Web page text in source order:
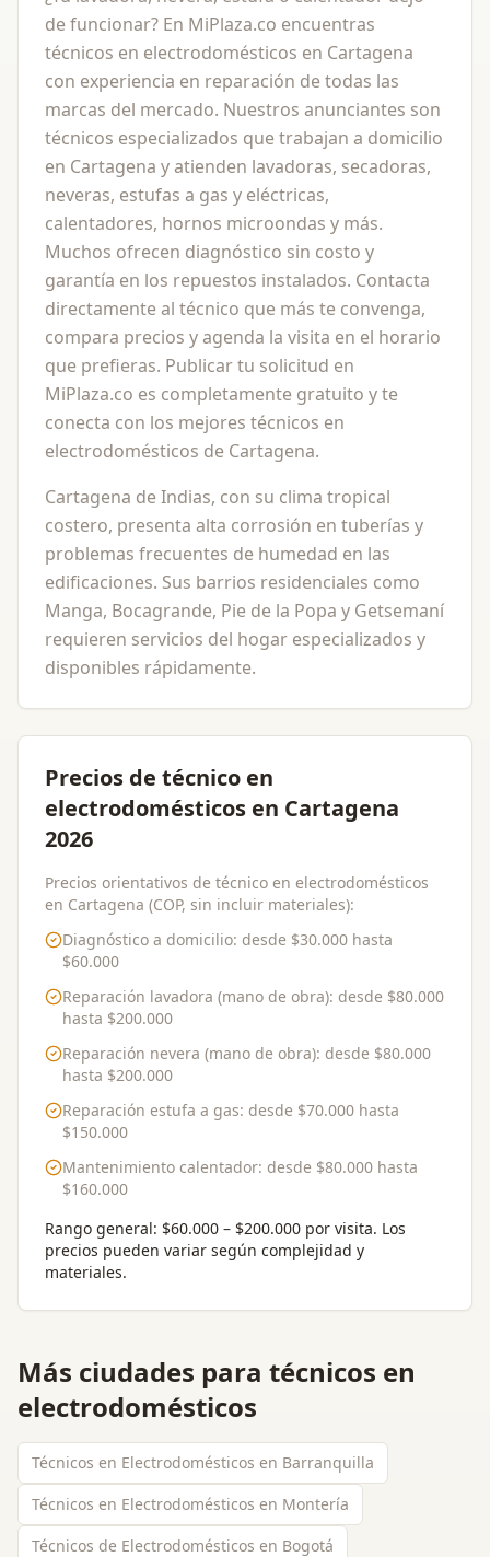
de funcionar? En MiPlaza.co encuentras
técnicos en electrodomésticos en Cartagena
con experiencia en reparación de todas las
marcas del mercado. Nuestros anunciantes son
técnicos especializados que trabajan a domicilio
en Cartagena y atienden lavadoras, secadoras,
neveras, estufas a gas y eléctricas,
calentadores, hornos microondas y más.
Muchos ofrecen diagnóstico sin costo y
garantía en los repuestos instalados. Contacta
directamente al técnico que más te convenga,
compara precios y agenda la visita en el horario
que prefieras. Publicar tu solicitud en
MiPlaza.co es completamente gratuito y te
conecta con los mejores técnicos en
electrodomésticos de Cartagena.
Cartagena de Indias, con su clima tropical
costero, presenta alta corrosión en tuberías y
problemas frecuentes de humedad en las
edificaciones. Sus barrios residenciales como
Manga, Bocagrande, Pie de la Popa y Getsemaní
requieren servicios del hogar especializados y
disponibles rápidamente.
Precios de técnico en
electrodomésticos en Cartagena
2026
Precios orientativos de técnico en electrodomésticos
en Cartagena (COP, sin incluir materiales):
Diagnóstico a domicilio: desde $30.000 hasta
$60.000
Reparación lavadora (mano de obra): desde $80.000
hasta $200.000
Reparación nevera (mano de obra): desde $80.000
hasta $200.000
Reparación estufa a gas: desde $70.000 hasta
$150.000
Mantenimiento calentador: desde $80.000 hasta
$160.000
Rango general: $60.000 – $200.000 por visita. Los
precios pueden variar según complejidad y
materiales.
Más ciudades para técnicos en
electrodomésticos
Técnicos en Electrodomésticos en Barranquilla
Técnicos en Electrodomésticos en Montería
Técnicos de Electrodomésticos en Bogotá